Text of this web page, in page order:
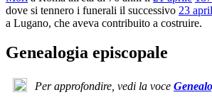
dove si tennero i funerali il successivo 23
a Lugano, che aveva contribuito a costruire.
Genealogia episcopale
Per approfondire, vedi la voce